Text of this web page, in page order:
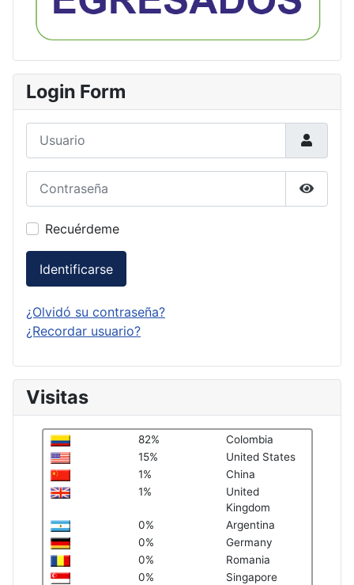
Login Form
Recuérdeme
Identificarse
¿Olvidó su contraseña?
¿Recordar usuario?
Visitas
82%
Colombia
15%
United States
1%
China
1%
United
Kingdom
0%
Argentina
0%
Germany
0%
Romania
0%
Singapore